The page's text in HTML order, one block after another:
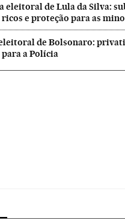
eleitoral de Lula da Silva:
e proteção para as
de Bolsonaro:
a Polícia